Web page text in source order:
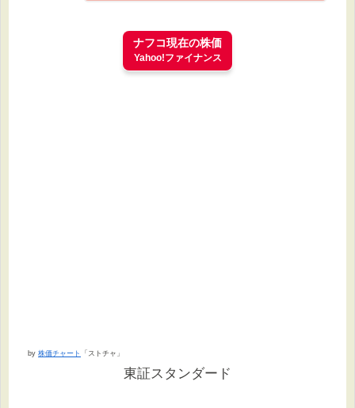
ナフコ現在の株価
Yahoo!ファイナンス
by 株価チャート 「ストチャ」
東証スタンダード